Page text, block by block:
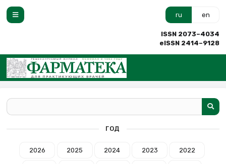
ru en
ISSN 2073–4034
eISSN 2414–9128
ГОД
2026 2025 2024 2023 2022